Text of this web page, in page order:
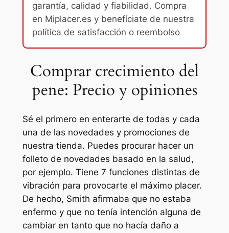
garantía, calidad y fiabilidad. Compra
en Miplacer.es y benefíciate de nuestra
política de satisfacción o reembolso
Comprar crecimiento del
pene: Precio y opiniones
Sé el primero en enterarte de todas y cada
una de las novedades y promociones de
nuestra tienda. Puedes procurar hacer un
folleto de novedades basado en la salud,
por ejemplo. Tiene 7 funciones distintas de
vibración para provocarte el máximo placer.
De hecho, Smith afirmaba que no estaba
enfermo y que no tenía intención alguna de
cambiar en tanto que no hacía daño a